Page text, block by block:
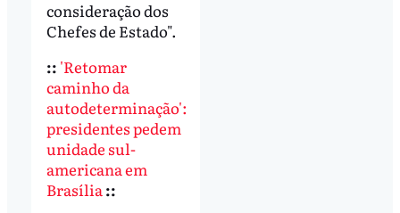
consideração dos
Chefes de Estado".
:: 'Retomar
caminho da
autodeterminação':
presidentes pedem
unidade sul-
americana em
Brasília::